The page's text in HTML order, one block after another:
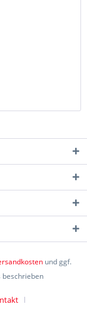
und ggf.
beschrieben